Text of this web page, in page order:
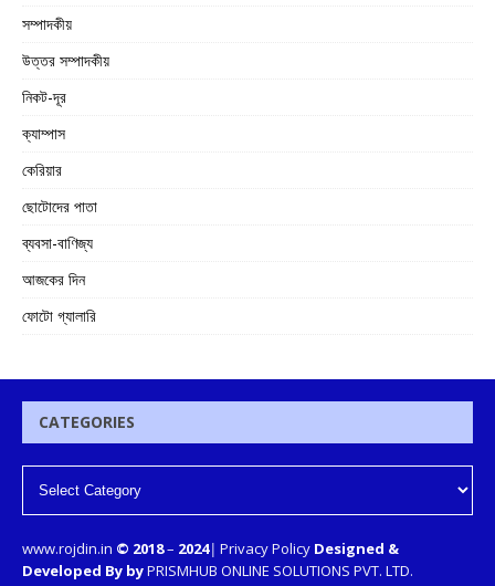
সম্পাদকীয়
উত্তর সম্পাদকীয়
নিকট-দূর
ক্যাম্পাস
কেরিয়ার
ছোটোদের পাতা
ব্যবসা-বাণিজ্য
আজকের দিন
ফোটো গ্যালারি
CATEGORIES
www.rojdin.in © 2018– 2024| Privacy Policy Designed &
Developed By byPRISMHUB ONLINE SOLUTIONS PVT. LTD.